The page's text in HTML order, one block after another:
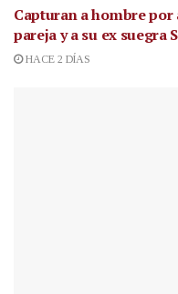
Capturan a hombre
pareja y a su ex suegra
HACE 2 DÍAS